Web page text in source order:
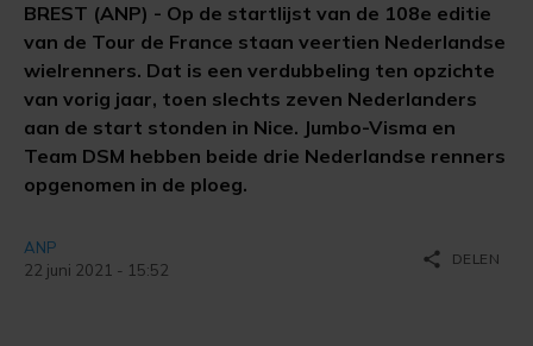
BREST (ANP) - Op de startlijst van de 108e editie
van de Tour de France staan veertien Nederlandse
wielrenners. Dat is een verdubbeling ten opzichte
van vorig jaar, toen slechts zeven Nederlanders
aan de start stonden in Nice. Jumbo-Visma en
Team DSM hebben beide drie Nederlandse renners
opgenomen in de ploeg.
ANP
22 juni 2021 - 15:52
share DELEN